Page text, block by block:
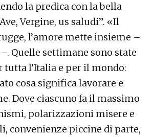
la predica con la bella
Vergine, us saludi”. «Il
l’amore mette insieme –
Quelle settimane sono state
tutta l’Italia e per il mondo:
cosa significa lavorare e
Dove ciascuno fa il massimo
polarizzazioni misere e
convenienze piccine di parte,